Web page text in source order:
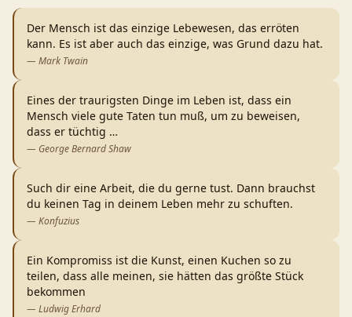
Der Mensch ist das einzige Lebewesen, das erröten
kann. Es ist aber auch das einzige, was Grund dazu hat.
— Mark Twain
Eines der traurigsten Dinge im Leben ist, dass ein
Mensch viele gute Taten tun muß, um zu beweisen,
dass er tüchtig …
— George Bernard Shaw
Such dir eine Arbeit, die du gerne tust. Dann brauchst
du keinen Tag in deinem Leben mehr zu schuften.
— Konfuzius
Ein Kompromiss ist die Kunst, einen Kuchen so zu
teilen, dass alle meinen, sie hätten das größte Stück
bekommen
— Ludwig Erhard